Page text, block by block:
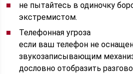
не пытайтесь в одиночку
экстремистом.
Телефонная угроза
если ваш телефон не
звукозаписывающим
дословно отобразить